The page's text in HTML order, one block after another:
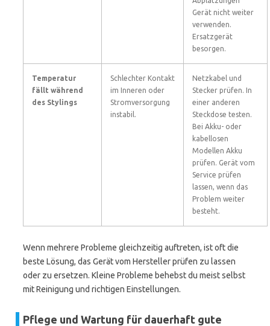
Gerät nicht weiter
verwenden.
Ersatzgerät
besorgen.
Temperatur
fällt während
des Stylings
Schlechter Kontakt
im Inneren oder
Stromversorgung
instabil.
Netzkabel und
Stecker prüfen. In
einer anderen
Steckdose testen.
Bei Akku- oder
kabellosen
Modellen Akku
prüfen. Gerät vom
Service prüfen
lassen, wenn das
Problem weiter
besteht.
Wenn mehrere Probleme gleichzeitig auftreten, ist oft die
beste Lösung, das Gerät vom Hersteller prüfen zu lassen
oder zu ersetzen. Kleine Probleme behebst du meist selbst
mit Reinigung und richtigen Einstellungen.
Pflege und Wartung für dauerhaft gute